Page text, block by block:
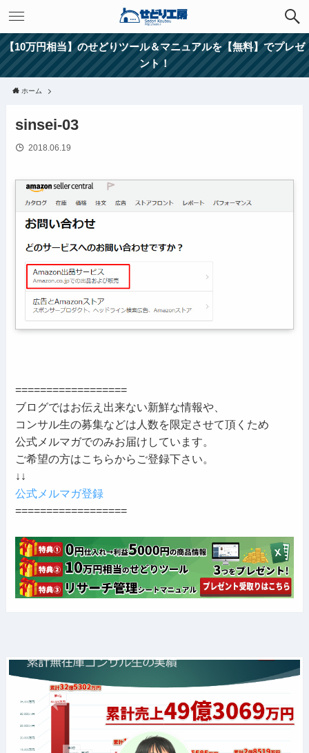
【10万円相当】のせどりツール＆マニュアルを【無料】でプレゼ
ント！
ホーム
sinsei-03
2018.06.19
==================
ブログではお伝え出来ない新鮮な情報や、
コンサル生の募集などは人数を限定させて頂くため
公式メルマガでのみお届けしています。
ご希望の方はこちらからご登録下さい。
↓↓
公式メルマガ登録
==================